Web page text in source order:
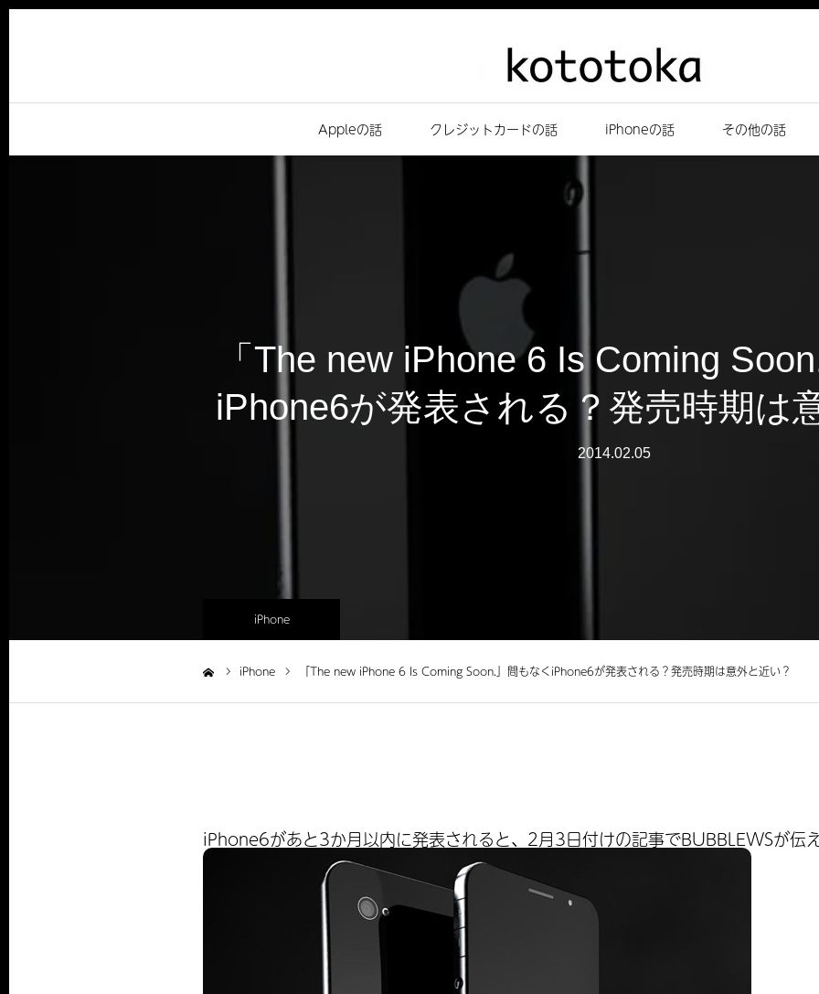
Appleの話 クレジットカードの話 iPhoneの話 その他の話
「The new iPhone 6 Is Coming
iPhone6が発表される？発売時期は
2014.02.05
iPhone
iPhone 「The new iPhone 6 Is Coming Soon.」間もなくiPhone6が発表される？発売時期は意外と近い？
iPhone6があと3か月以内に発表されると、2月3日付けの記事でBUBBLEWSが伝え